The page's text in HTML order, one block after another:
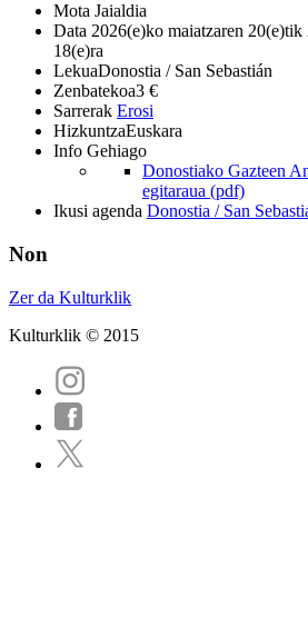
Mota Jaialdia
Data 2026(e)ko maiatzaren
18(e)ra
LekuaDonostia / San Sebastián
Zenbatekoa3 €
Sarrerak Erosi
HizkuntzaEuskara
Info Gehiago
Donostiako Gazteen
egitaraua (pdf)
Ikusi agenda Donostia / San
Non
Zer da Kulturklik
Kulturklik © 2015